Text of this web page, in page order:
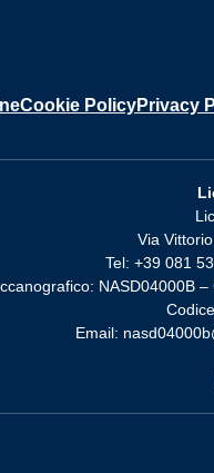
Cookie PolicyPrivacy
Via
Tel: +39 081
NASD04000B
Email: